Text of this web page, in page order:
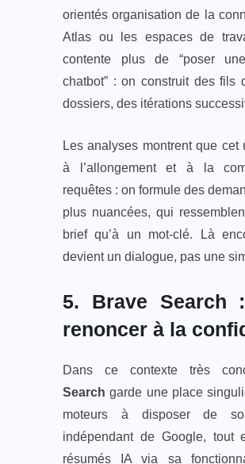
orientés organisation de la
Atlas ou les espaces de
contente plus de “poser
chatbot” : on construit des fils
dossiers, des itérations
Les analyses montrent que cet
à l’allongement et à la
requêtes : on formule des
plus nuancées, qui
brief qu’à un mot‑clé. Là
devient un dialogue, pas une
5. Brave Search
renoncer à la
Dans ce contexte très
Search garde une place
moteurs à disposer de
indépendant de Google, tout
résumés IA via sa